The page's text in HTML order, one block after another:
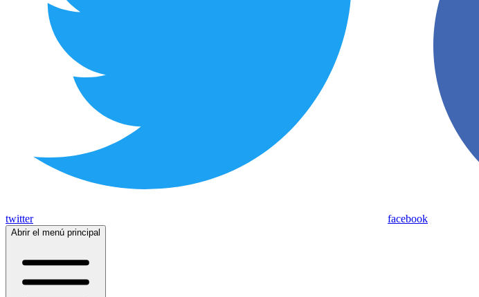
twitter facebook
Abrir el menú principal